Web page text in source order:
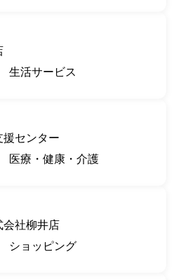
生活サービス
援センター
医療・健康・介護
会社柳井店
ショッピング